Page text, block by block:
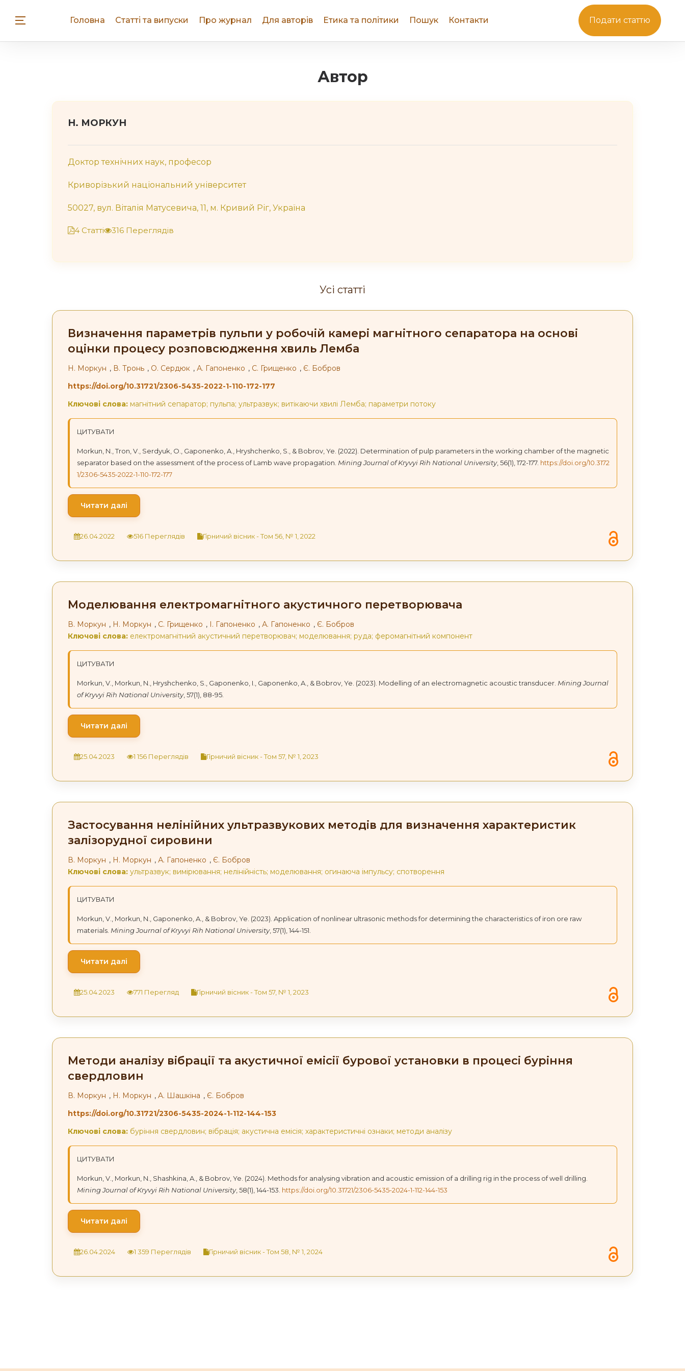
Головна Статті та випуски Про журнал Для авторів Етика та політики Пошук Контакти Подати статтю
Автор
Н. МОРКУН
Доктор технічних наук, професор
Криворізький національний університет
50027, вул. Віталія Матусевича, 11, м. Кривий Ріг, Україна
4 Статті 316 Переглядів
Усі статті
Визначення параметрів пульпи у робочій камері магнітного сепаратора на основі
оцінки процесу розповсюдження хвиль Лемба
Н. Моркун , В. Тронь , О. Сердюк , А. Гапоненко , С. Грищенко , Є. Бобров
https://doi.org/10.31721/2306-5435-2022-1-110-172-177
Ключові слова: магнітний сепаратор; пульпа; ультразвук; витікаючи хвилі Лемба; параметри потоку
ЦИТУВАТИ
Morkun, N., Tron, V., Serdyuk, O., Gaponenko, A., Hryshchenko, S., & Bobrov, Ye. (2022). Determination of pulp parameters in the working chamber of the magnetic
separator based on the assessment of the process of Lamb wave propagation. Mining Journal of Kryvyi Rih National University, 56(1), 172-177. https://doi.org/10.3172
1/2306-5435-2022-1-110-172-177
Читати далі
26.04.2022 516 Переглядів Гірничий вісник - Том 56, № 1, 2022
Моделювання електромагнітного акустичного перетворювача
В. Моркун , Н. Моркун , С. Грищенко , І. Гапоненко , А. Гапоненко , Є. Бобров
Ключові слова: електромагнітний акустичний перетворювач; моделювання; руда; феромагнітний компонент
ЦИТУВАТИ
Morkun, V., Morkun, N., Hryshchenko, S., Gaponenko, I., Gaponenko, A., & Bobrov, Ye. (2023). Modelling of an electromagnetic acoustic transducer. Mining Journal
of Kryvyi Rih National University, 57(1), 88-95.
Читати далі
25.04.2023 1 156 Переглядів Гірничий вісник - Том 57, № 1, 2023
Застосування нелінійних ультразвукових методів для визначення характеристик
залізорудної сировини
В. Моркун , Н. Моркун , А. Гапоненко , Є. Бобров
Ключові слова: ультразвук; вимірювання; нелінійність; моделювання; огинаюча імпульсу; спотворення
ЦИТУВАТИ
Morkun, V., Morkun, N., Gaponenko, A., & Bobrov, Ye. (2023). Application of nonlinear ultrasonic methods for determining the characteristics of iron ore raw
materials. Mining Journal of Kryvyi Rih National University, 57(1), 144-151.
Читати далі
25.04.2023 771 Перегляд Гірничий вісник - Том 57, № 1, 2023
Методи аналізу вібрації та акустичної емісії бурової установки в процесі буріння
свердловин
В. Моркун , Н. Моркун , A. Шашкіна , Є. Бобров
https://doi.org/10.31721/2306-5435-2024-1-112-144-153
Ключові слова: буріння свердловин; вібрація; акустична емісія; характеристичні ознаки; методи аналізу
ЦИТУВАТИ
Morkun, V., Morkun, N., Shashkina, A., & Bobrov, Ye. (2024). Methods for analysing vibration and acoustic emission of a drilling rig in the process of well drilling.
Mining Journal of Kryvyi Rih National University, 58(1), 144-153. https://doi.org/10.31721/2306-5435-2024-1-112-144-153
Читати далі
26.04.2024 1 359 Переглядів Гірничий вісник - Том 58, № 1, 2024